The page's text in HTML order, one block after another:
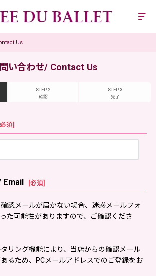
Us
い合わせ/ Contact Us
STEP 2
確認
STEP 3
完了
必須]
Email [必須]
認メールが届かない場合、迷惑メールフォ
た可能性がありますので、ご確認くださ
リング機能により、当店からの確認メール
るため、PCメールアドレスでのご登録をお